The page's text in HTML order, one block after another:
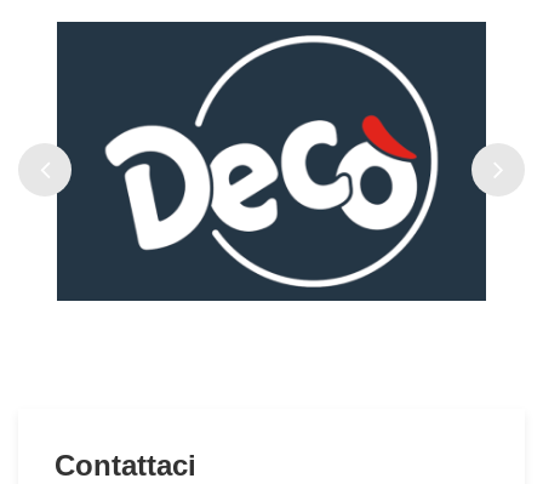
Contattaci